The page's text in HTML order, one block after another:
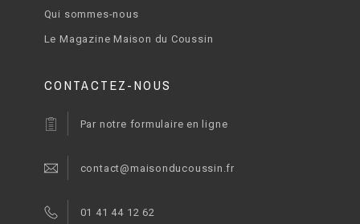
Qui sommes-nous
Le Magazine Maison du Coussin
CONTACTEZ-NOUS
Par notre formulaire en ligne
contact@maisonducoussin.fr
01 41 44 12 62